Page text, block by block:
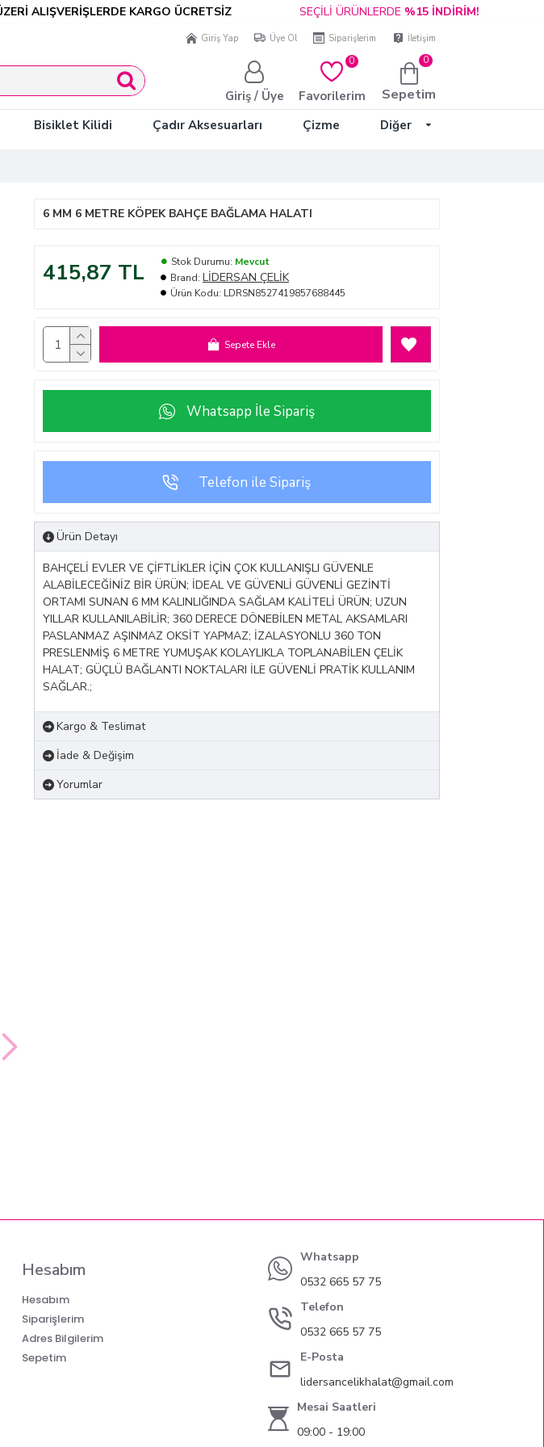
ALIŞVERİŞLERDE KARGO ÜCRETSİZ SEÇİLİ ÜRÜNLERDE%15 İNDİRİM!
Giriş Yap Üye Ol Siparişlerim İletişim
Giriş / Üye Favorilerim
0
Sepetim
0
Bisiklet Kilidi Çadır Aksesuarları Çizme Diğer
6 MM 6 METRE KÖPEK BAHÇE BAĞLAMA HALATI
415,87 TL Stok Durumu: Mevcut
Brand: LİDERSAN ÇELİK
Ürün Kodu: LDRSN8527419857688445
Sepete Ekle
Telefon ile Sipariş
Whatsapp İle Sipariş
Ürün Detayı
BAHÇELİ EVLER VE ÇİFTLİKLER İÇİN ÇOK KULLANIŞLI GÜVENLE
ALABİLECEĞİNİZ BİR ÜRÜN; İDEAL VE GÜVENLİ GÜVENLİ GEZİNTİ
ORTAMI SUNAN 6 MM KALINLIĞINDA SAĞLAM KALİTELİ ÜRÜN; UZUN
YILLAR KULLANILABİLİR; 360 DERECE DÖNEBİLEN METAL AKSAMLARI
PASLANMAZ AŞINMAZ OKSİT YAPMAZ; İZALASYONLU 360 TON
PRESLENMİŞ 6 METRE YUMUŞAK KOLAYLIKLA TOPLANABİLEN ÇELİK
HALAT; GÜÇLÜ BAĞLANTI NOKTALARI İLE GÜVENLİ PRATİK KULLANIM
SAĞLAR.;
Kargo & Teslimat
İade & Değişim
Yorumlar
Hesabım
Hesabım
Siparişlerim
Adres Bilgilerim
Sepetim
Whatsapp
0532 665 57 75
Telefon
0532 665 57 75
E-Posta
lidersancelikhalat@gmail.com
Mesai Saatleri
09:00 - 19:00